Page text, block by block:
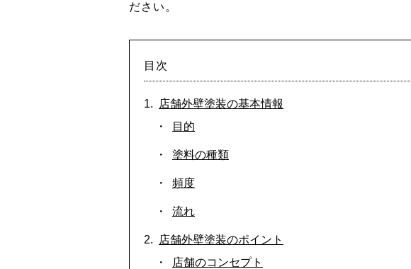
ださい。
目次
店舗外壁塗装の基本情報
目的
塗料の種類
頻度
流れ
店舗外壁塗装のポイント
店舗のコンセプト